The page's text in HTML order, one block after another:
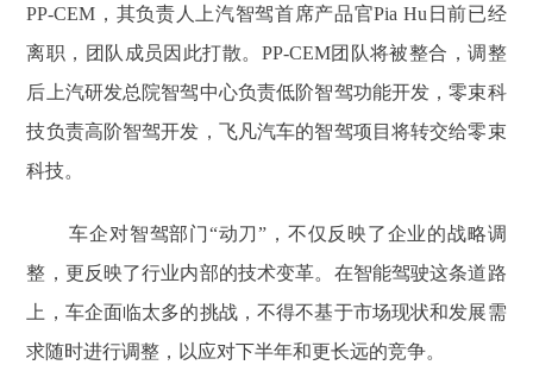
PP-CEM，其负责人上汽智驾首席产品官Pia Hu日前已经
离职，团队成员因此打散。PP-CEM团队将被整合，调整
后上汽研发总院智驾中心负责低阶智驾功能开发，零束科
技负责高阶智驾开发，飞凡汽车的智驾项目将转交给零束
科技。
车企对智驾部门“动刀”，不仅反映了企业的战略调
整，更反映了行业内部的技术变革。在智能驾驶这条道路
上，车企面临太多的挑战，不得不基于市场现状和发展需
求随时进行调整，以应对下半年和更长远的竞争。